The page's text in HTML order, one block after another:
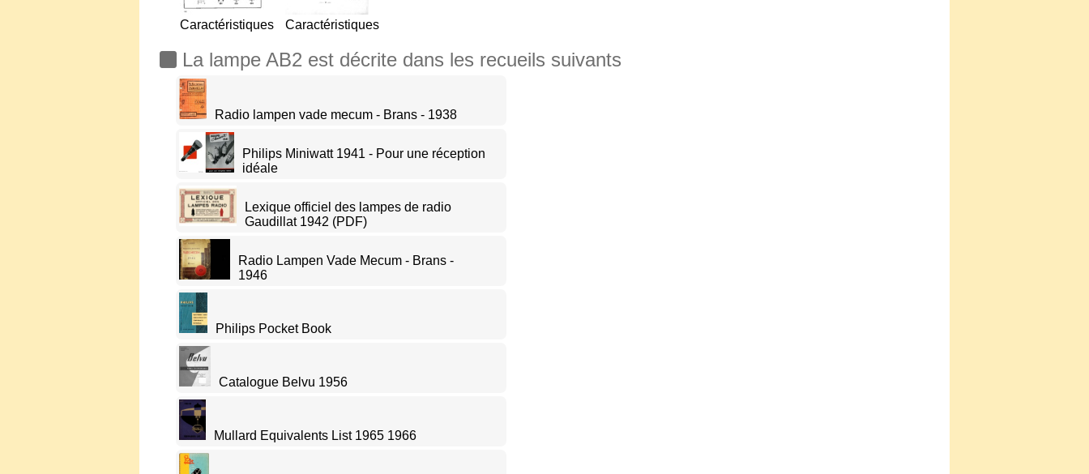
Caractéristiques Caractéristiques
La lampe AB2 est décrite dans les recueils suivants
Radio lampen vade mecum - Brans - 1938
Philips Miniwatt 1941 - Pour une réception
idéale
Lexique officiel des lampes de radio
Gaudillat 1942 (PDF)
Radio Lampen Vade Mecum - Brans -
1946
Philips Pocket Book
Catalogue Belvu 1956
Mullard Equivalents List 1965 1966